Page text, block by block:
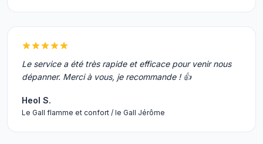
Le service a été très rapide et efficace pour venir nous
dépanner. Merci à vous, je recommande ! 👍
Heol S.
Le Gall flamme et confort / le Gall Jérôme